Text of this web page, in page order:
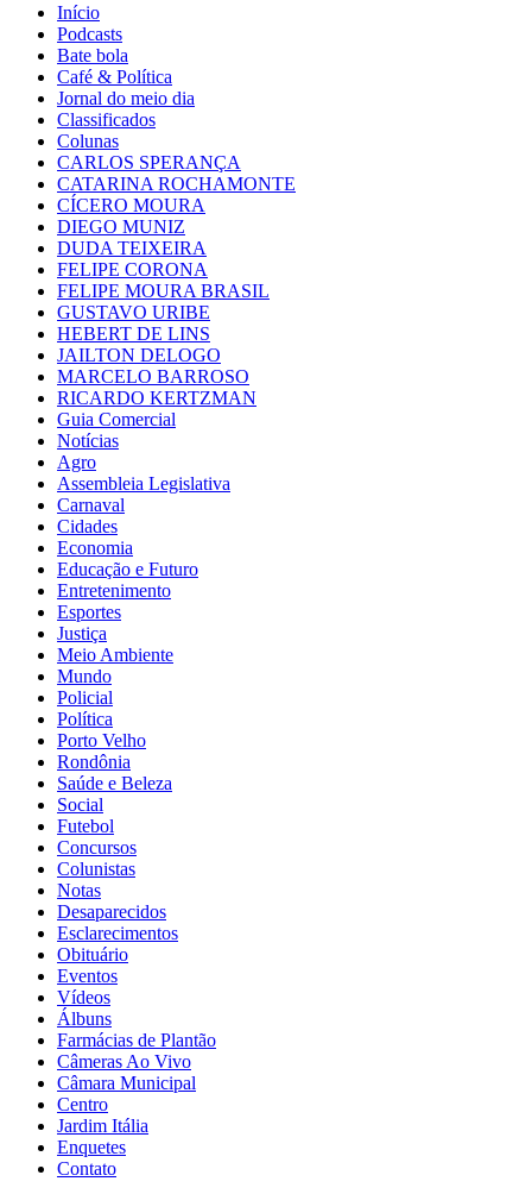
Início
Podcasts
Bate bola
Café & Política
Jornal do meio dia
Classificados
Colunas
CARLOS SPERANÇA
CATARINA ROCHAMONTE
CÍCERO MOURA
DIEGO MUNIZ
DUDA TEIXEIRA
FELIPE CORONA
FELIPE MOURA BRASIL
GUSTAVO URIBE
HEBERT DE LINS
JAILTON DELOGO
MARCELO BARROSO
RICARDO KERTZMAN
Guia Comercial
Notícias
Agro
Assembleia Legislativa
Carnaval
Cidades
Economia
Educação e Futuro
Entretenimento
Esportes
Justiça
Meio Ambiente
Mundo
Policial
Política
Porto Velho
Rondônia
Saúde e Beleza
Social
Futebol
Concursos
Colunistas
Notas
Desaparecidos
Esclarecimentos
Obituário
Eventos
Vídeos
Álbuns
Farmácias de Plantão
Câmeras Ao Vivo
Câmara Municipal
Centro
Jardim Itália
Enquetes
Contato